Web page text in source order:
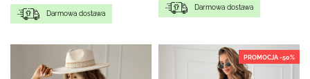
Darmowa dostawa
Darmowa dostawa
PROMOCJA -50%